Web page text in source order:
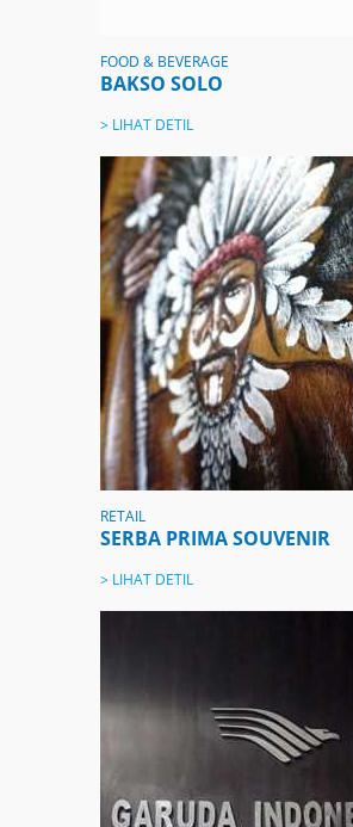
FOOD & BEVERAGE
BAKSO SOLO
> LIHAT DETIL
RETAIL
SERBA PRIMA SOUVENIR
> LIHAT DETIL